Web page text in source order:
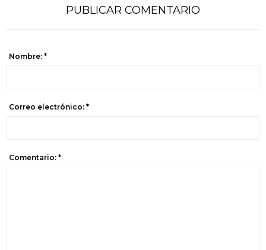
PUBLICAR COMENTARIO
Nombre: *
Correo electrónico: *
Comentario: *